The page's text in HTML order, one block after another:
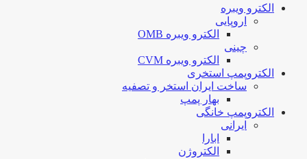
الکترو ویبره
اروپایی
الکترو ویبره OMB
چینی
الکترو ویبره CVM
الکتروپمپ استخری
ساخت ایران استخر و تصفیه
بهار پمپ
الکتروپمپ خانگی
ایرانی
ابارا
الکتروژن